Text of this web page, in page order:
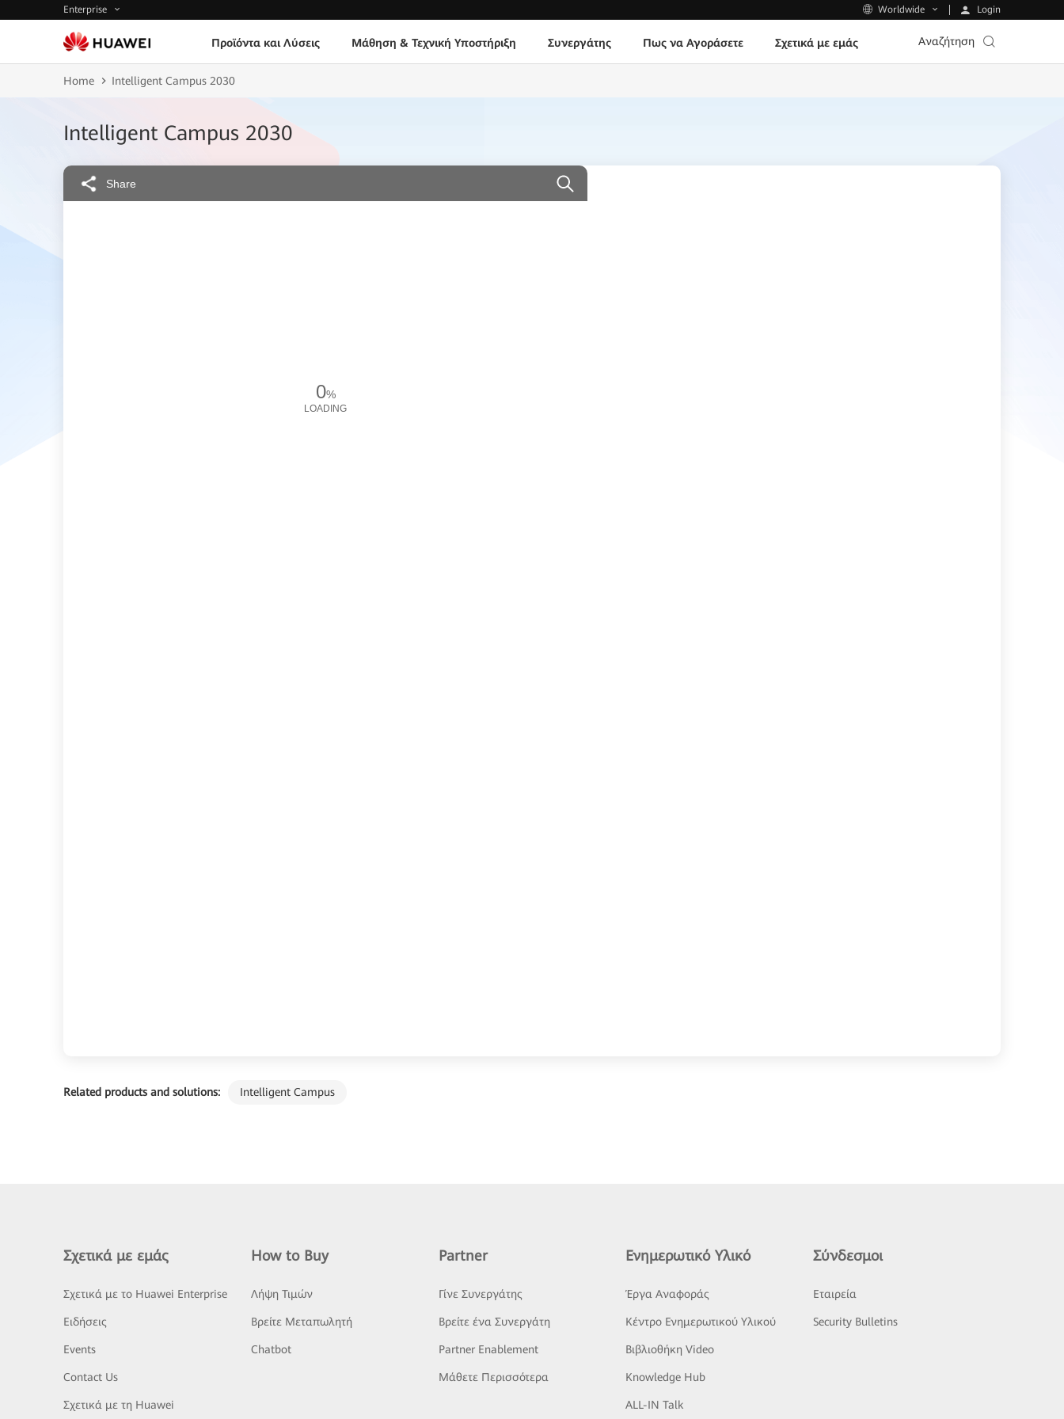
Enterprise Worldwide Login
Προϊόντα και Λύσεις Μάθηση & Τεχνική Υποστήριξη Συνεργάτης Πως να Αγοράσετε Σχετικά με εμάς Αναζήτηση
Home Intelligent Campus 2030
Intelligent Campus 2030
Related products and solutions: Intelligent Campus
Share
0%
LOADING
Σχετικά με εμάς
Σχετικά με το Huawei Enterprise
Ειδήσεις
Events
Contact Us
Σχετικά με τη Huawei
How to Buy
Λήψη Τιμών
Βρείτε Μεταπωλητή
Chatbot
Partner
Γίνε Συνεργάτης
Βρείτε ένα Συνεργάτη
Partner Enablement
Μάθετε Περισσότερα
Ενημερωτικό Υλικό
Έργα Αναφοράς
Κέντρο Ενημερωτικού Υλικού
Βιβλιοθήκη Video
Knowledge Hub
ALL-IN Talk
Σύνδεσμοι
Εταιρεία
Security Bulletins